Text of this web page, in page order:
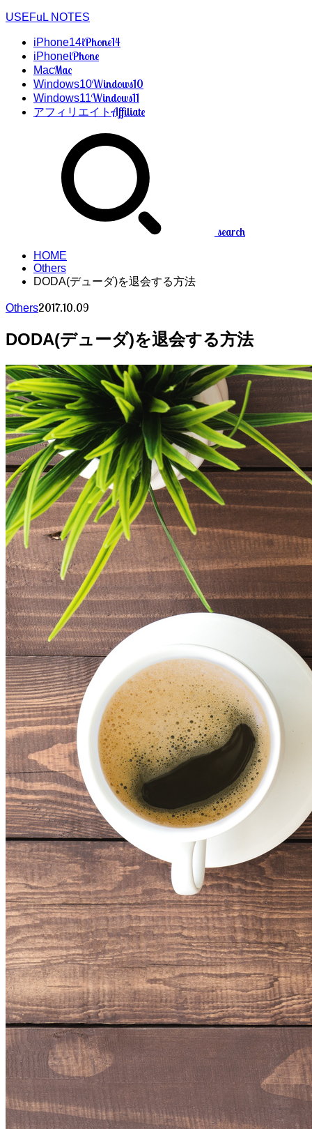
USEFuL NOTES
iPhone14iPhone14
iPhoneiPhone
MacMac
Windows10Windows10
Windows11Windows11
アフィリエイトAffiliate
search
HOME
Others
DODA(デューダ)を退会する方法
Others2017.10.09
DODA(デューダ)を退会する方法